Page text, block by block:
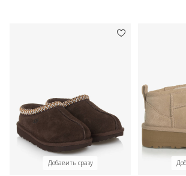
Добавить сразу